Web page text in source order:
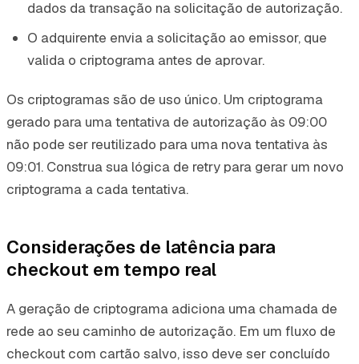
dados da transação na solicitação de autorização.
O adquirente envia a solicitação ao emissor, que
valida o criptograma antes de aprovar.
Os criptogramas são de uso único. Um criptograma
gerado para uma tentativa de autorização às 09:00
não pode ser reutilizado para uma nova tentativa às
09:01. Construa sua lógica de retry para gerar um novo
criptograma a cada tentativa.
Considerações de latência para
checkout em tempo real
A geração de criptograma adiciona uma chamada de
rede ao seu caminho de autorização. Em um fluxo de
checkout com cartão salvo, isso deve ser concluído